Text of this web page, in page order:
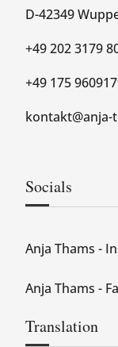
D-42349
+49 202 3179
+49 175
kontakt@anja-
Socials
Anja Thams -
Anja Thams -
Translation